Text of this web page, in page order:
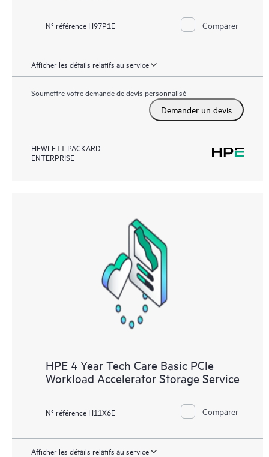
N° référence H97P1E Comparer
Afficher les détails relatifs au service
Soumettre votre demande de devis personnalisé
Demander un devis
HEWLETT PACKARD
ENTERPRISE
HPE 4 Year Tech Care Basic PCle
Workload Accelerator Storage Service
N° référence H11X6E Comparer
Afficher les détails relatifs au service